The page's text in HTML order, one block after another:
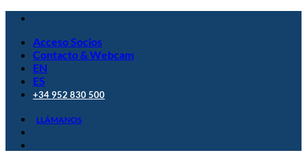
Saltar
contenidoAcceso Socios
Contacto & Webcam
EN
ES
+34 952 830 500
LLÁMANOS